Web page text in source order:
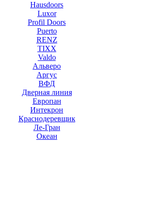
Hausdoors
Luxor
Profil Doors
Puerto
RENZ
TIXX
Valdo
Альверо
Аргус
ВФД
Дверная линия
Европан
Интекрон
Краснодеревщик
Ле-Гран
Океан